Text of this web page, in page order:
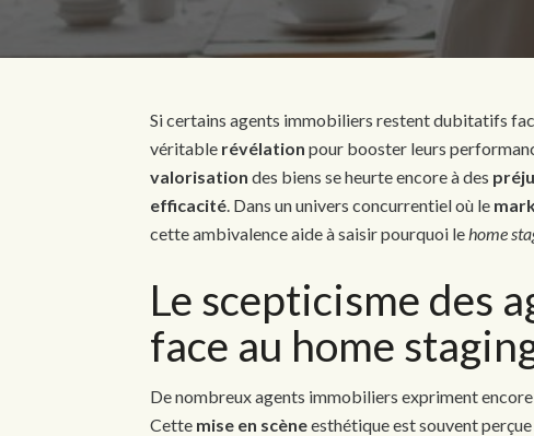
Si certains agents immobiliers restent dubitatifs
véritable révélation pour booster leurs
valorisation des biens se heurte encore à des
efficacité. Dans un univers concurrentiel où le
cette ambivalence aide à saisir pourquoi lehome
Le scepticisme des
face au home
De nombreux agents immobiliers expriment
Cette mise en scèneesthétique est souvent